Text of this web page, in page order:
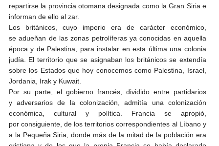
repartirse la provincia otomana designada como la Gran Siria e
informan de ello al zar.
Los británicos, cuyo imperio era de carácter económico,
se adueñan de las zonas petrolíferas ya conocidas en aquella
época y de Palestina, para instalar en esta última una colonia
judía. El territorio que se asignaban los británicos se extendía
sobre los Estados que hoy conocemos como Palestina, Israel,
Jordania, Irak y Kuwait.
Por su parte, el gobierno francés, dividido entre partidarios
y adversarios de la colonización, admitía una colonización
económica, cultural y política. Francia se apropió,
por consiguiente, de los territorios correspondientes al Líbano y
a la Pequeña Siria, donde más de la mitad de la población era